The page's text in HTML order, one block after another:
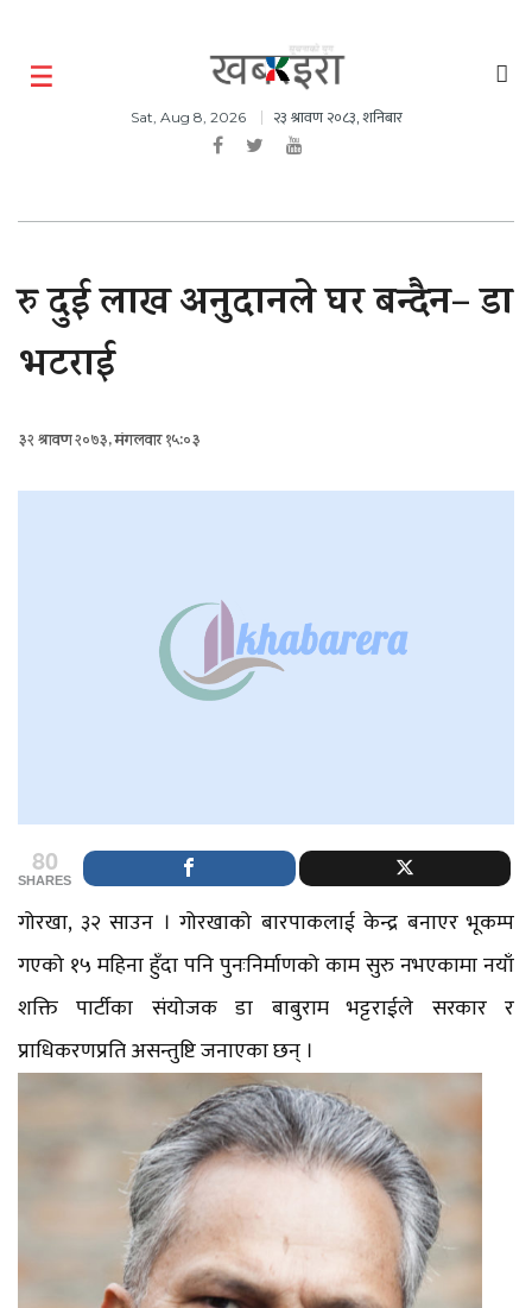
Sat, Aug 8, 2026 २३ श्रावण २०८३, शनिबार
रु दुई लाख अनुदानले घर बन्दैन– डा
भटराई
३२ श्रावण २०७३, मंगलवार १५:०३
80
SHARES
गोरखा, ३२ साउन । गोरखाको बारपाकलाई केन्द्र बनाएर भूकम्प
गएको १५ महिना हुँदा पनि पुनःनिर्माणको काम सुरु नभएकामा नयाँ
शक्ति पार्टीका संयोजक डा बाबुराम भट्टराईले सरकार र
प्राधिकरणप्रति असन्तुष्टि जनाएका छन् ।